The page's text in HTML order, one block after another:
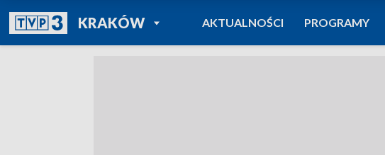
KRAKÓWPOWRÓT DO
TVP REGIONY
AKTUALNOŚCI PROGRAMY